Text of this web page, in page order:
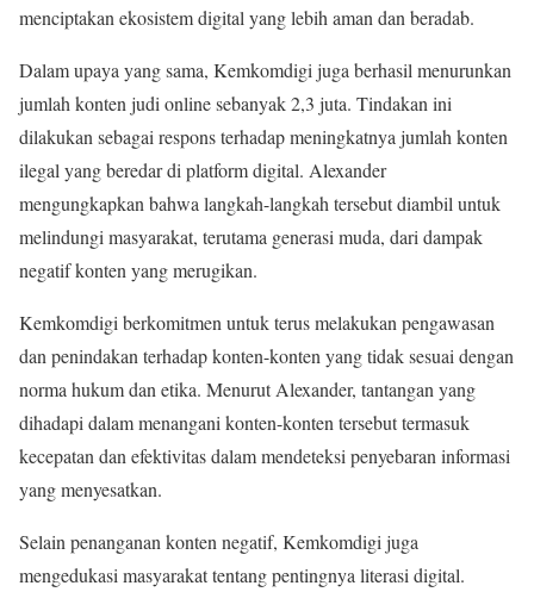
menciptakan ekosistem digital yang lebih aman dan beradab.
Dalam upaya yang sama, Kemkomdigi juga berhasil menurunkan
jumlah konten judi online sebanyak 2,3 juta. Tindakan ini
dilakukan sebagai respons terhadap meningkatnya jumlah konten
ilegal yang beredar di platform digital. Alexander
mengungkapkan bahwa langkah-langkah tersebut diambil untuk
melindungi masyarakat, terutama generasi muda, dari dampak
negatif konten yang merugikan.
Kemkomdigi berkomitmen untuk terus melakukan pengawasan
dan penindakan terhadap konten-konten yang tidak sesuai dengan
norma hukum dan etika. Menurut Alexander, tantangan yang
dihadapi dalam menangani konten-konten tersebut termasuk
kecepatan dan efektivitas dalam mendeteksi penyebaran informasi
yang menyesatkan.
Selain penanganan konten negatif, Kemkomdigi juga
mengedukasi masyarakat tentang pentingnya literasi digital.